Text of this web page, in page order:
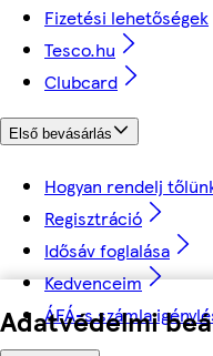
Adatvédelmi
Fizetési lehetőségek
Tesco.hu
Clubcard
Első bevásárlás
Hogyan rendelj
Regisztráció
Idősáv foglalása
Kedvenceim
ÁFÁ-s számla